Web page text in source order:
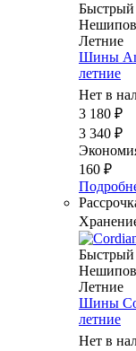
Быстрый
Летние
Шины
летние
Нет в
3 180 ₽
3 340 ₽
160 ₽
Быстрый
Летние
Шины
летние
Нет в